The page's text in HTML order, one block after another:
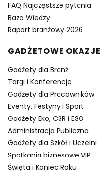
FAQ Najczęstsze pytania
Baza Wiedzy
Raport branżowy 2026
GADŻETOWE OKAZJE
Gadżety dla Branż
Targi i Konferencje
Gadżety dla Pracowników
Eventy, Festyny i Sport
Gadżety Eko, CSR i ESG
Administracja Publiczna
Gadżety dla Szkół i Uczelni
Spotkania biznesowe VIP
Święta i Koniec Roku